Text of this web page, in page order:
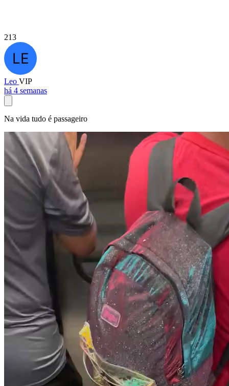
213
Leo VIP
há 4 semanas
Na vida tudo é passageiro